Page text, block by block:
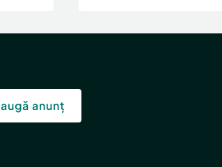
anunț